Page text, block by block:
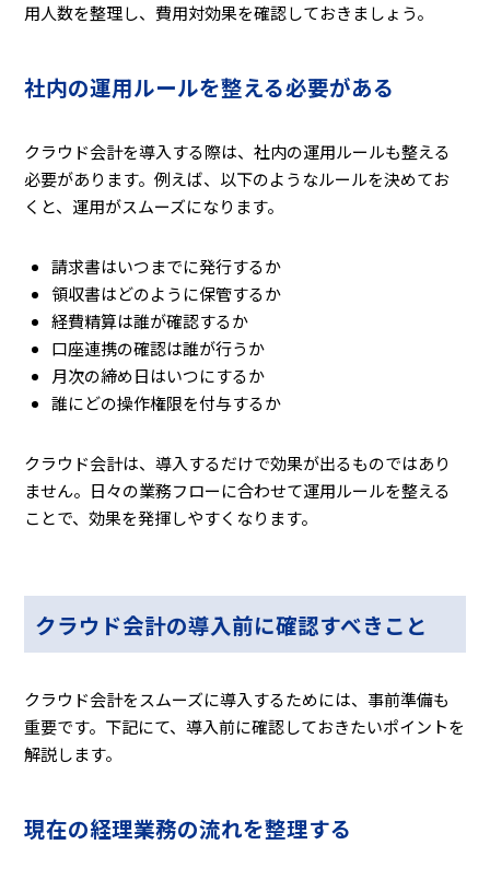
用人数を整理し、費用対効果を確認しておきましょう。
社内の運用ルールを整える必要がある
クラウド会計を導入する際は、社内の運用ルールも整える
必要があります。例えば、以下のようなルールを決めてお
くと、運用がスムーズになります。
請求書はいつまでに発行するか
領収書はどのように保管するか
経費精算は誰が確認するか
口座連携の確認は誰が行うか
月次の締め日はいつにするか
誰にどの操作権限を付与するか
クラウド会計は、導入するだけで効果が出るものではあり
ません。日々の業務フローに合わせて運用ルールを整える
ことで、効果を発揮しやすくなります。
クラウド会計の導入前に確認すべきこと
クラウド会計をスムーズに導入するためには、事前準備も
重要です。下記にて、導入前に確認しておきたいポイントを
解説します。
現在の経理業務の流れを整理する